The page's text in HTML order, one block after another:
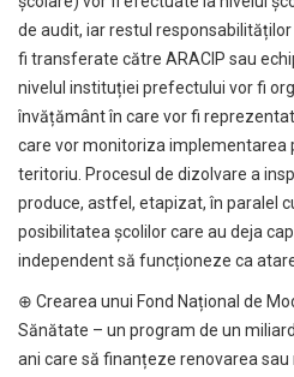
de audit, iar restul
fi transferate către ARACIP sau
nivelul instituției prefectului vor fi
învățământ în care vor fi
care vor monitoriza implementarea
teritoriu. Procesul de dizolvare a
produce, astfel, etapizat, în paralel
posibilitatea școlilor care au deja
independent să funcționeze ca
⊕ Crearea unui Fond Național de
Sănătate – un program de un
ani care să finanțeze renovarea